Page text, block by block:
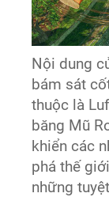
Nội dung
bám sát
thuộc là
băng Mũ
khiển các
phá thế
những